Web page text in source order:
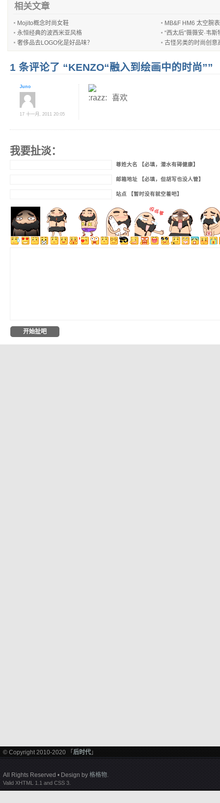
相关文章
Mojito概念时尚女鞋
MB&F HM6 太空腕表
永恒经典的波西米亚风格
“西太后”薇薇安·韦
奢侈品去LOGO化是好品味？
古怪另类的时尚创意
1 条评论了 “KENZO“融入到绘画中的时尚””
Juno
17 十一月, 2011 20:05
喜欢
我要扯淡：
尊姓大名 【必填，潜水有碍健康】
邮箱地址 【必填，但胡写也没人管】
站点 【暂时没有就空着吧】
© Copyright 2010-2020 「 后时代 」
All Rights Reserved • Design by 格格物.
Valid XHTML 1.1 and CSS 3.